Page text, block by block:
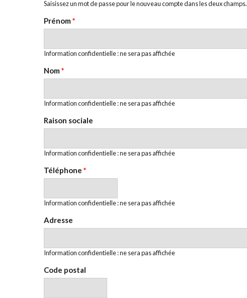
Saisissez un mot de passe pour le nouveau compte dans les deux champs.
Prénom *
Information confidentielle : ne sera pas affichée
Nom *
Information confidentielle : ne sera pas affichée
Raison sociale
Information confidentielle : ne sera pas affichée
Téléphone *
Information confidentielle : ne sera pas affichée
Adresse
Information confidentielle : ne sera pas affichée
Code postal